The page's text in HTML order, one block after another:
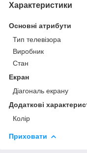
Характеристики
Основні атрибути
Тип телевізора
Виробник
Стан
Екран
Діагональ екрану
Додаткові
Колір
Приховати